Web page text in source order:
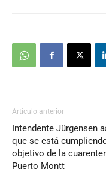
Artículo anterior
Intendente Jürgensen
que se está
objetivo de la
Puerto Montt